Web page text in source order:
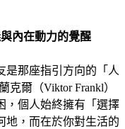
內在動力的覺醒
是那座指引方向的「人
克爾（Viktor Frankl）
，個人始終擁有「選擇
地，而在於你對生活的